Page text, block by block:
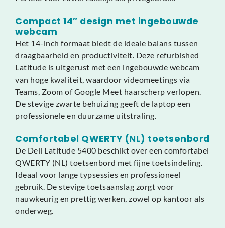
Compact 14″ design met ingebouwde
webcam
Het 14-inch formaat biedt de ideale balans tussen
draagbaarheid en productiviteit. Deze refurbished
Latitude is uitgerust met een ingebouwde webcam
van hoge kwaliteit, waardoor videomeetings via
Teams, Zoom of Google Meet haarscherp verlopen.
De stevige zwarte behuizing geeft de laptop een
professionele en duurzame uitstraling.
Comfortabel QWERTY (NL) toetsenbord
De Dell Latitude 5400 beschikt over een comfortabel
QWERTY (NL) toetsenbord met fijne toetsindeling.
Ideaal voor lange typsessies en professioneel
gebruik. De stevige toetsaanslag zorgt voor
nauwkeurig en prettig werken, zowel op kantoor als
onderweg.